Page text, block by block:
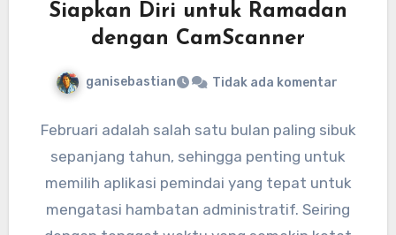
Siapkan Diri untuk Ramadan
dengan CamScanner
ganisebastian Tidak ada komentar
Februari adalah salah satu bulan paling sibuk
sepanjang tahun, sehingga penting untuk
memilih aplikasi pemindai yang tepat untuk
mengatasi hambatan administratif. Seiring